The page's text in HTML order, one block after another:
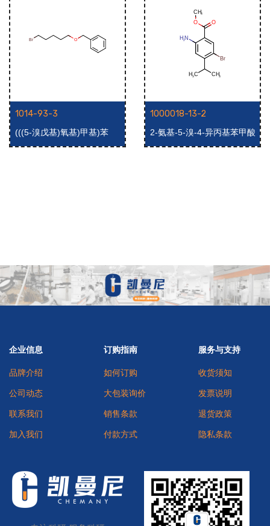
1014-93-3
(((5-溴戊基)氧基)甲基)苯
1000018-13-2
2-氨基-5-溴-4-异丙基苯甲酸
甲酯
企业信息
品牌介绍
公司动态
联系我们
加入我们
订购指南
如何订购
大包装询价
销售条款
付款方式
服务与支持
收货须知
发票说明
退货政策
隐私条款